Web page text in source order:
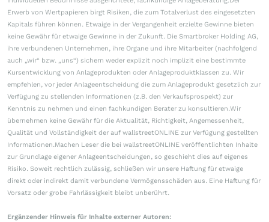
Erwerb von Wertpapieren birgt Risiken, die zum Totalverlust des eingesetzten
Kapitals führen können. Etwaige in der Vergangenheit erzielte Gewinne bieten
keine Gewähr für etwaige Gewinne in der Zukunft. Die Smartbroker Holding AG,
ihre verbundenen Unternehmen, ihre Organe und ihre Mitarbeiter (nachfolgend
auch „wir“ bzw. „uns“) sichern weder explizit noch implizit eine bestimmte
Kursentwicklung von Anlageprodukten oder Anlageproduktklassen zu. Wir
empfehlen, vor jeder Anlageentscheidung die zum Anlageprodukt gesetzlich zur
Verfügung zu stellenden Informationen (z.B. den Verkaufsprospekt) zur
Kenntnis zu nehmen und einen fachkundigen Berater zu konsultieren.Wir
übernehmen keine Gewähr für die Aktualität, Richtigkeit, Angemessenheit,
Qualität und Vollständigkeit der auf wallstreetONLINE zur Verfügung gestellten
Informationen.Machen Leser die bei wallstreetONLINE veröffentlichten Inhalte
zur Grundlage eigener Anlageentscheidungen, so geschieht dies auf eigenes
Risiko. Soweit rechtlich zulässig, schließen wir unsere Haftung für etwaige
direkt oder indirekt damit verbundene Vermögensschäden aus. Eine Haftung für
Vorsatz oder grobe Fahrlässigkeit bleibt unberührt.
Ergänzender Hinweis für Inhalte externer Autoren: